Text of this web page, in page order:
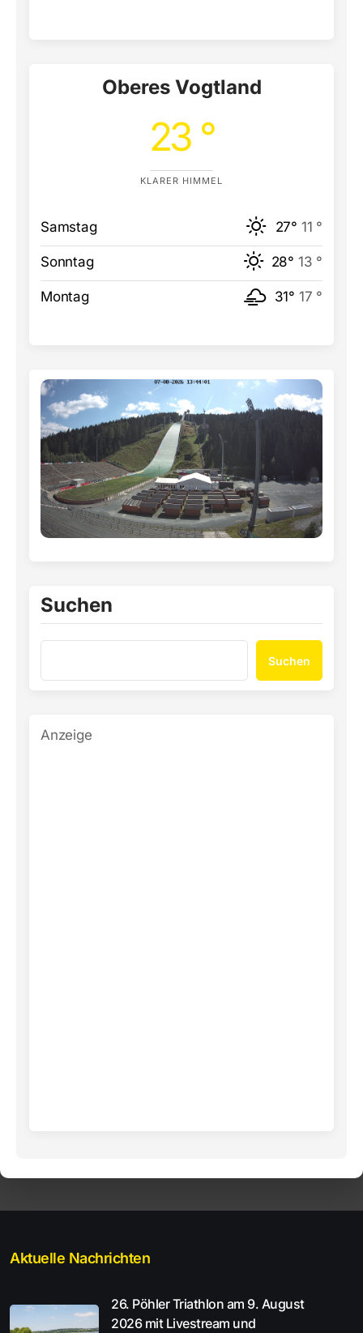
Oberes Vogtland
23 °
KLARER HIMMEL
Samstag 27° 11 °
Sonntag 28° 13 °
Montag 31° 17 °
Suchen
Suchen
Anzeige
Aktuelle Nachrichten
26. Pöhler Triathlon am 9. August
2026 mit Livestream und